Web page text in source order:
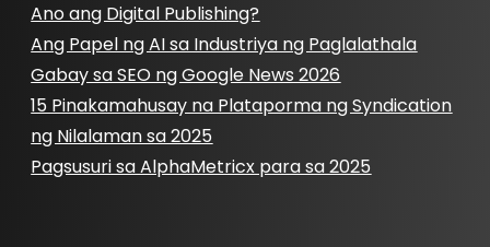
Ano ang Digital Publishing?
Ang Papel ng AI sa Industriya ng Paglalathala
Gabay sa SEO ng Google News 2026
15 Pinakamahusay na Plataporma ng Syndication
ng Nilalaman sa 2025
Pagsusuri sa AlphaMetricx para sa 2025